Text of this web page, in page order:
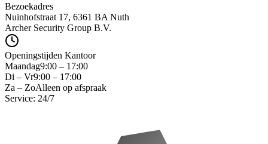
Bezoekadres
Nuinhofstraat 17, 6361 BA Nuth
Archer Security Group B.V.
Openingstijden Kantoor
Maandag9:00 – 17:00
Di – Vr9:00 – 17:00
Za – ZoAlleen op afspraak
Service: 24/7